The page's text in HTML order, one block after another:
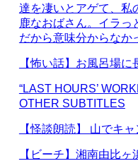
達を凄いとアゲて、私
鹿なおばさん。イラっ
だから意味分からな
【怖い話】お風呂場
“LAST HOURS’
OTHER SUBTITLES
【怪談朗読】 山でキ
【ビーチ】湘南由比